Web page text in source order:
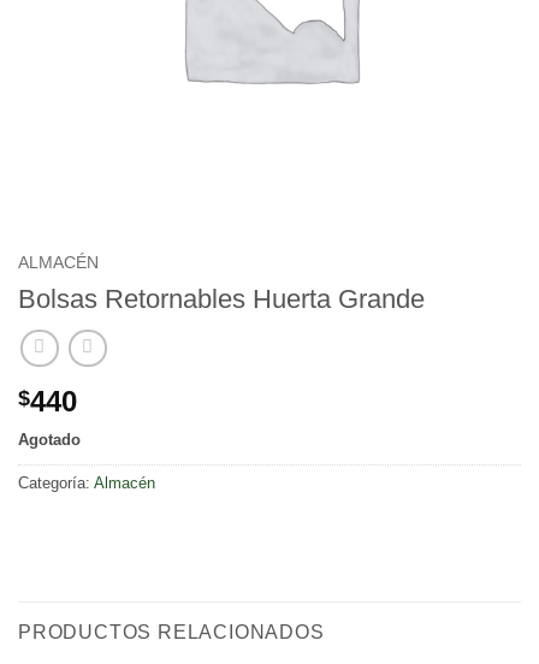
ALMACÉN
Bolsas Retornables Huerta Grande
$440
Agotado
Categoría: Almacén
PRODUCTOS RELACIONADOS